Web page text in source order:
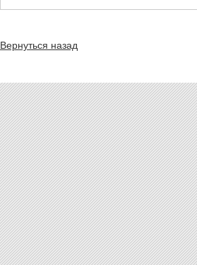
Вернуться назад